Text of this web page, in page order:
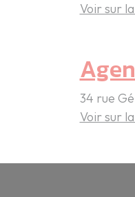
Voir sur
34 rue
Voir sur